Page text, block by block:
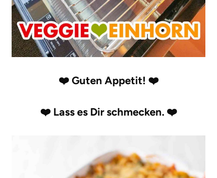
❤️ Guten Appetit! ❤️
❤️ Lass es Dir schmecken. ❤️